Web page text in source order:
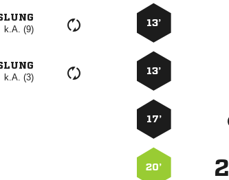
k.A. (9)
13’
k.A. (3)
13’
17’
20’ 